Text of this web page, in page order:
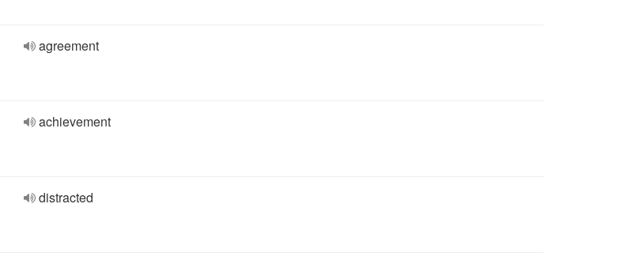
agreement
achievement
distracted